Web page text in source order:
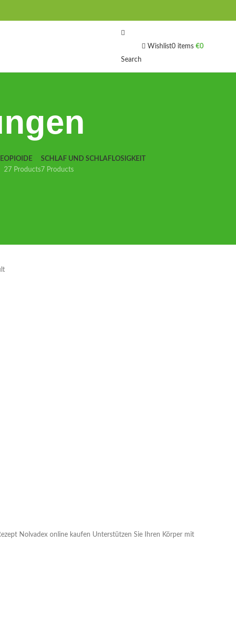
Search
Wishlist0 items €0
OPIOIDE
27 Products
SCHLAF UND SCHLAFLOSIGKEIT
7 Products
Nolvadex online kaufen Unterstützen Sie Ihren Körper mit